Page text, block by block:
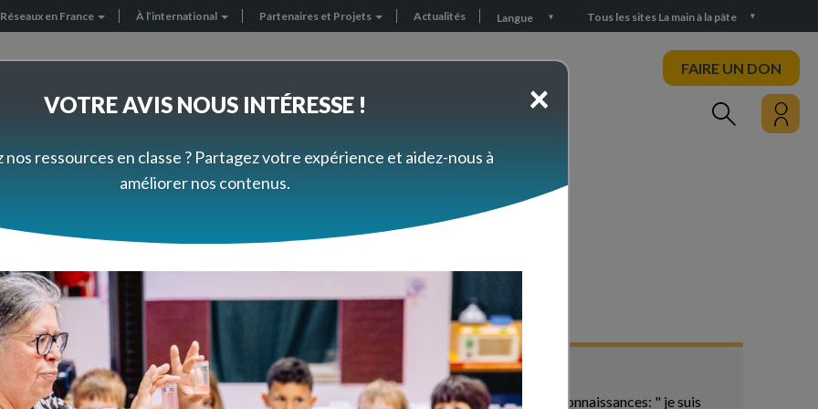
Réseaux en France À l’international Partenaires et Projets Actualités Langue Tous les sites La main à la pâte
FAIRE UN DON
Questions aux experts
le fonctionnent du vivant (cycle 3)
du vivant, je souhaite proposer un défi aux élèves pour qu'ils réinvestissent leurs connaissances: " je suis
×
VOTRE AVIS NOUS INTÉRESSE !
nos ressources en classe ? Partagez votre expérience et aidez-nous à
améliorer nos contenus.